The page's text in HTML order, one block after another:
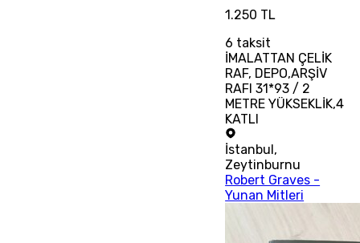
1.250 TL
6 taksit
İMALATTAN ÇELİK
RAF, DEPO,ARŞİV
RAFI 31*93 / 2
METRE YÜKSEKLİK,4
KATLI
İstanbul ,
Zeytinburnu
Robert Graves -
Yunan Mitleri